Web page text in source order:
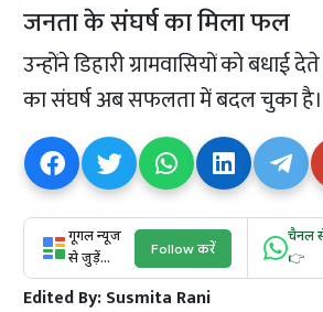
जनता के संघर्ष का मिला फल
उन्होंने डिहारी ग्रामवासियों को बधाई
का संघर्ष अब सफलता में बदल चुका है।
गूगल न्यूज
से जुड़ें...
Follow करें
चैनल
👉
Edited By:Susmita Rani